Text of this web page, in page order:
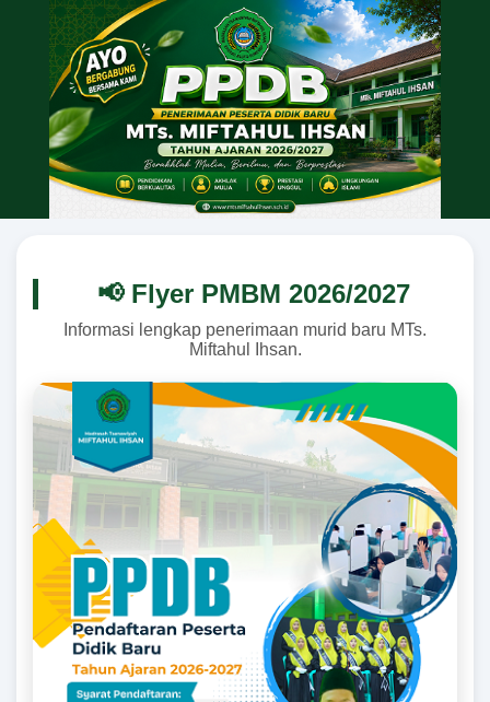
📢 Flyer PMBM 2026/2027
Informasi lengkap penerimaan murid baru MTs.
Miftahul Ihsan.